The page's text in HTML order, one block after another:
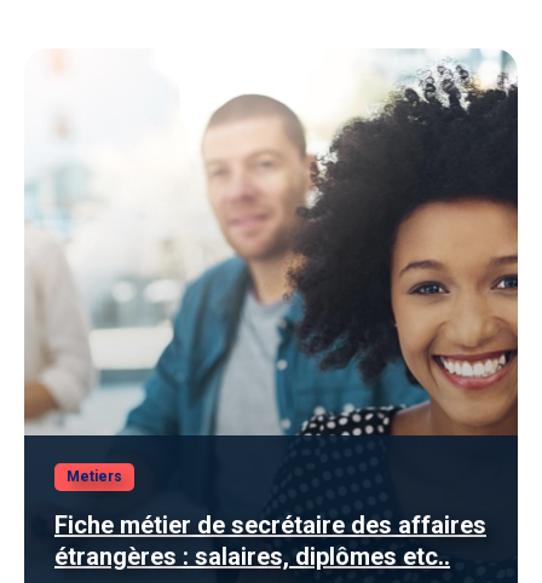
Metiers
Fiche métier de secrétaire des affaires
étrangères : salaires, diplômes etc..